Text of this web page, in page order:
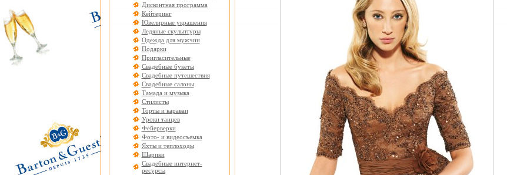
Дисконтная программа
Кейтеринг
Ювелирные украшения
Ледяные скульптуры
Одежда для мужчин
Подарки
Пригласительные
Свадебные букеты
Свадебные путешествия
Свадебные салоны
Тамада и музыка
Стилисты
Торты и караваи
Уроки танцев
Фейерверки
Фото- и видеосъемка
Яхты и теплоходы
Шарики
Свадебные интернет-
ресурсы